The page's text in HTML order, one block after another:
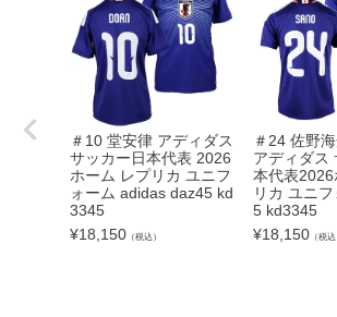
＃10 堂安律 アディダス
サッカー日本代表 2026
ホーム レプリカ ユニフ
ォーム adidas daz45 kd
3345
¥18,150 （税込）
＃24 佐野
アディダス
本代表
リカ ユニ
5 kd3345
¥18,150 （税込